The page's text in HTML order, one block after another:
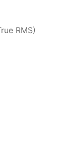
RMS)